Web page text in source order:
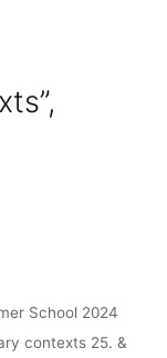
School 2024
contexts 25. &